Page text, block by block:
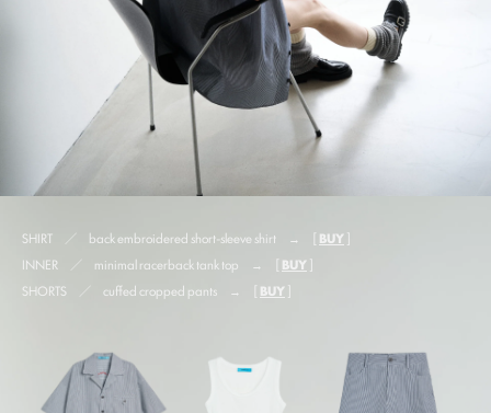
SHIRT ／ back embroidered short-sleeve shirt → [ BUY ]
INNER ／ minimal racerback tank top → [ BUY ]
SHORTS ／ cuffed cropped pants → [ BUY ]